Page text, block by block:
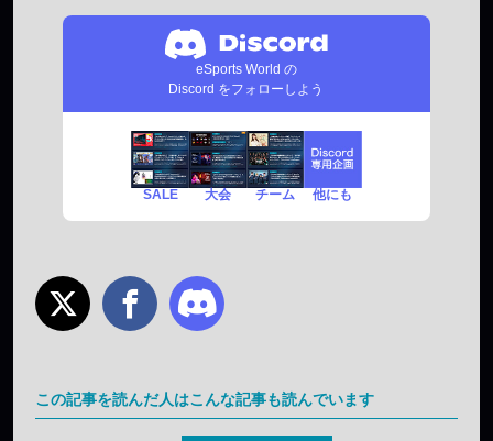
eSports World の
Discord をフォローしよう
SALE 大会 チーム 他にも
この記事を読んだ人はこんな記事も読んでいます